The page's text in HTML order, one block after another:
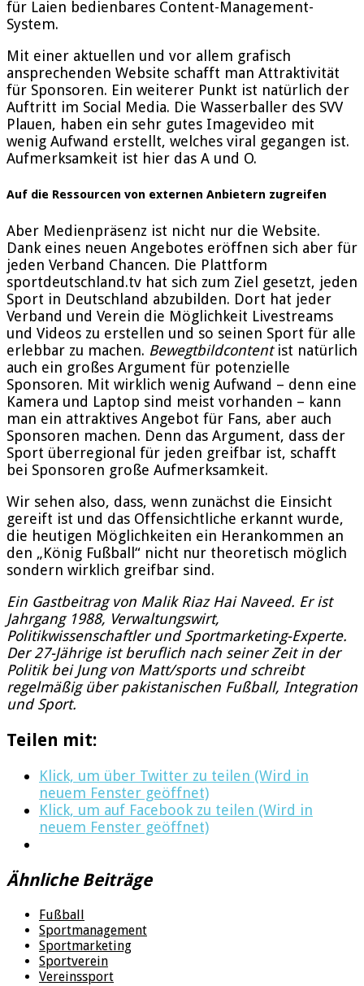
für Laien bedienbares Content-Management-
System.
Mit einer aktuellen und vor allem grafisch
ansprechenden Website schafft man Attraktivität
für Sponsoren. Ein weiterer Punkt ist natürlich der
Auftritt im Social Media. Die Wasserballer des SVV
Plauen, haben ein sehr gutes Imagevideo mit
wenig Aufwand erstellt, welches viral gegangen ist.
Aufmerksamkeit ist hier das A und O.
Auf die Ressourcen von externen Anbietern zugreifen
Aber Medienpräsenz ist nicht nur die Website.
Dank eines neuen Angebotes eröffnen sich aber für
jeden Verband Chancen. Die Plattform
sportdeutschland.tv hat sich zum Ziel gesetzt, jeden
Sport in Deutschland abzubilden. Dort hat jeder
Verband und Verein die Möglichkeit Livestreams
und Videos zu erstellen und so seinen Sport für alle
erlebbar zu machen. Bewegtbildcontentist natürlich
auch ein großes Argument für potenzielle
Sponsoren. Mit wirklich wenig Aufwand – denn eine
Kamera und Laptop sind meist vorhanden – kann
man ein attraktives Angebot für Fans, aber auch
Sponsoren machen. Denn das Argument, dass der
Sport überregional für jeden greifbar ist, schafft
bei Sponsoren große Aufmerksamkeit.
Wir sehen also, dass, wenn zunächst die Einsicht
gereift ist und das Offensichtliche erkannt wurde,
die heutigen Möglichkeiten ein Herankommen an
den „König Fußball“ nicht nur theoretisch möglich
sondern wirklich greifbar sind.
Ein Gastbeitrag von Malik Riaz Hai Naveed. Er ist
Jahrgang 1988, Verwaltungswirt,
Politikwissenschaftler und Sportmarketing-Experte.
Der 27-Jährige ist beruflich nach seiner Zeit in der
Politik bei Jung von Matt/sports und schreibt
regelmäßig über pakistanischen Fußball, Integration
und Sport.
Teilen mit:
Klick, um über Twitter zu teilen (Wird in
neuem Fenster geöffnet)
Klick, um auf Facebook zu teilen (Wird in
neuem Fenster geöffnet)
Ähnliche Beiträge
Fußball
Sportmanagement
Sportmarketing
Sportverein
Vereinssport